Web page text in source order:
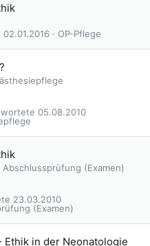
OP-Pflege
02.01.2016
05.08.2010
Abschlussprüfung (Examen)
(Examen)
23.03.2010
in der Neonatologie